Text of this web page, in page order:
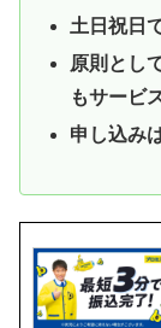
土日祝日
原則とし
もサービ
申し込み